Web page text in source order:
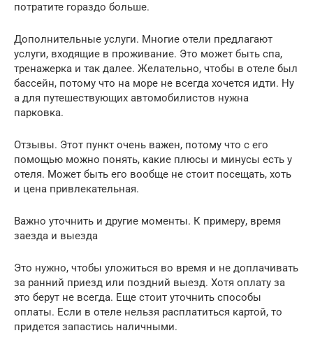
потратите гораздо больше.
Дополнительные услуги. Многие отели предлагают
услуги, входящие в проживание. Это может быть спа,
тренажерка и так далее. Желательно, чтобы в отеле был
бассейн, потому что на море не всегда хочется идти. Ну
а для путешествующих автомобилистов нужна
парковка.
Отзывы. Этот пункт очень важен, потому что с его
помощью можно понять, какие плюсы и минусы есть у
отеля. Может быть его вообще не стоит посещать, хоть
и цена привлекательная.
Важно уточнить и другие моменты. К примеру, время
заезда и выезда
Это нужно, чтобы уложиться во время и не доплачивать
за ранний приезд или поздний выезд. Хотя оплату за
это берут не всегда. Еще стоит уточнить способы
оплаты. Если в отеле нельзя расплатиться картой, то
придется запастись наличными.